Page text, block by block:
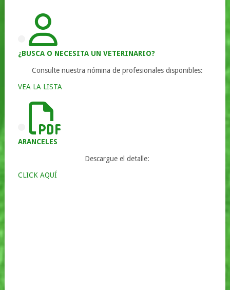
¿BUSCA O NECESITA UN VETERINARIO?
Consulte nuestra nómina de profesionales disponibles:
VEA LA LISTA
ARANCELES
Descargue el detalle:
CLICK AQUÍ